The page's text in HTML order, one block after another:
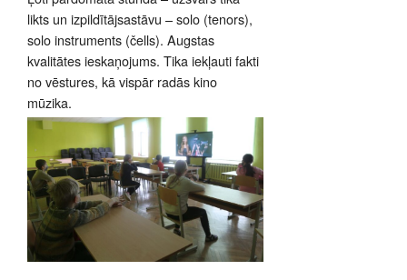
likts un izpildītājsastāvu – solo (tenors),
solo instruments (čells). Augstas
kvalitātes ieskaņojums. Tika iekļauti fakti
no vēstures, kā vispār radās kino
mūzika.